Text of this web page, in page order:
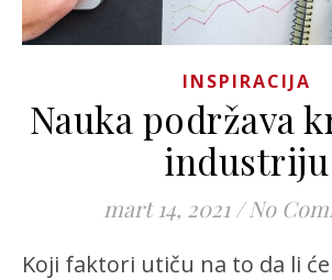
INSPIRACIJA
Nauka podržava
industriju
mart 14, 2021 / No
Koji faktori utiču na to da li će kupac doneti